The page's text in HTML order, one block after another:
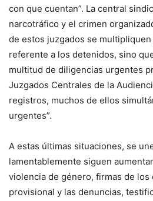
con que cuentan”. La central
narcotráfico y el crimen
de estos juzgados se
referente a los detenidos, sino
multitud de diligencias urgentes
Juzgados Centrales de la
registros, muchos de ellos
urgentes”.
A estas últimas situaciones, se
lamentablemente siguen
violencia de género, firmas de
provisional y las denuncias,